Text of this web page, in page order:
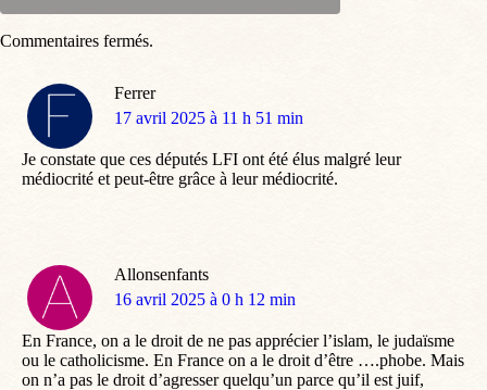
Ferrer
dit
17 avril 2025 à 11 h 51 min
Je constate que ces députés LFI ont été élus malgré leur
médiocrité et peut-être grâce à leur médiocrité.
Allonsenfants
dit
16 avril 2025 à 0 h 12 min
En France, on a le droit de ne pas apprécier l’islam, le judaïsme
ou le catholicisme. En France on a le droit d’être ….phobe. Mais
on n’a pas le droit d’agresser quelqu’un parce qu’il est juif,
Commentaires fermés.